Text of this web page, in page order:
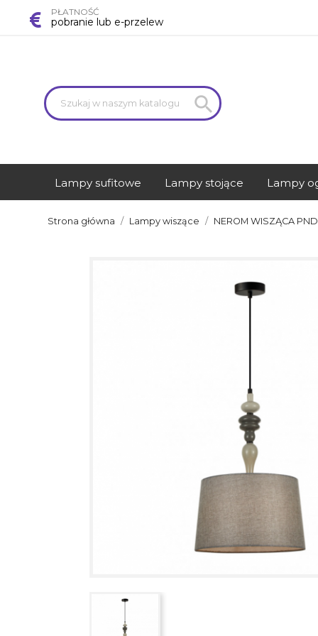
PŁATNOŚĆ
pobranie lub e-przelew

Lampy sufitowe Lampy stojące Lampy
Strona główna Lampy wiszące NEROM WISZĄCA